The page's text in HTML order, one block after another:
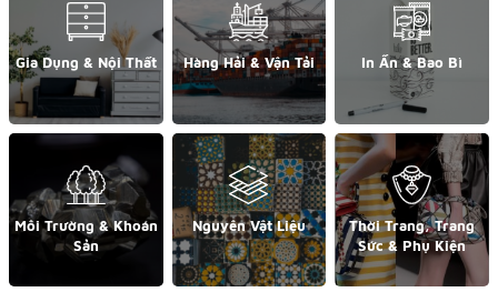
Gia Dụng & Nội Thất Hàng Hải & Vận Tải In Ấn & Bao Bì
Môi Trường & Khoán
Sản
Nguyên Vật Liệu
Thời Trang, Trang
Sức & Phụ Kiện